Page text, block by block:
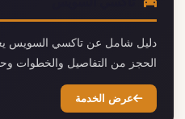
دليل شامل عن تاكسي السويس
الحجز من التفاصيل والخطوات
عرض الخدمة